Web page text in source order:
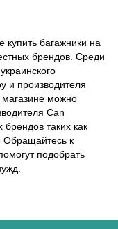
купить багажники на
брендов. Среди
и производителя
можно
Can
таких как
Обращайтесь к
подобрать